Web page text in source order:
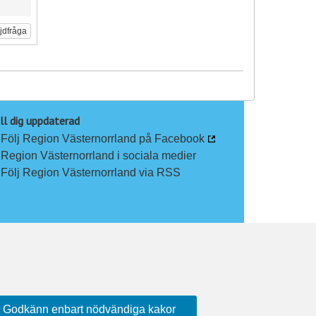
dig uppdaterad
Följ Region Västernorrland på Facebook
Region Västernorrland i sociala medier
Följ Region Västernorrland via RSS
Godkänn enbart nödvändiga kakor